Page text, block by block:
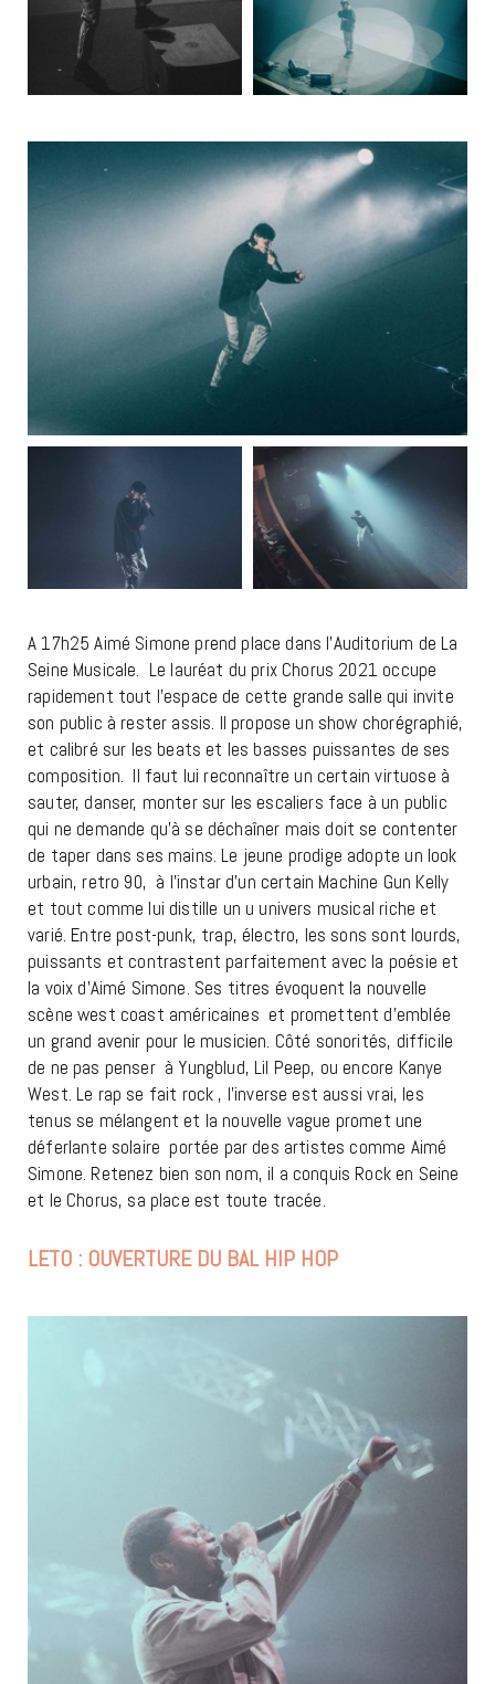
A 17h25 Aimé Simone prend place dans l’Auditorium de La
Seine Musicale. Le lauréat du prix Chorus 2021 occupe
rapidement tout l’espace de cette grande salle qui invite
son public à rester assis. Il propose un show chorégraphié,
et calibré sur les beats et les basses puissantes de ses
composition. Il faut lui reconnaître un certain virtuose à
sauter, danser, monter sur les escaliers face à un public
qui ne demande qu’à se déchaîner mais doit se contenter
de taper dans ses mains. Le jeune prodige adopte un look
urbain, retro 90, à l’instar d’un certain Machine Gun Kelly
et tout comme lui distille un u univers musical riche et
varié. Entre post-punk, trap, électro, les sons sont lourds,
puissants et contrastent parfaitement avec la poésie et
la voix d’Aimé Simone. Ses titres évoquent la nouvelle
scène west coast américaines et promettent d’emblée
un grand avenir pour le musicien. Côté sonorités, difficile
de ne pas penser à Yungblud, Lil Peep, ou encore Kanye
West. Le rap se fait rock , l’inverse est aussi vrai, les
tenus se mélangent et la nouvelle vague promet une
déferlante solaire portée par des artistes comme Aimé
Simone. Retenez bien son nom, il a conquis Rock en Seine
et le Chorus, sa place est toute tracée.
LETO : OUVERTURE DU BAL HIP HOP